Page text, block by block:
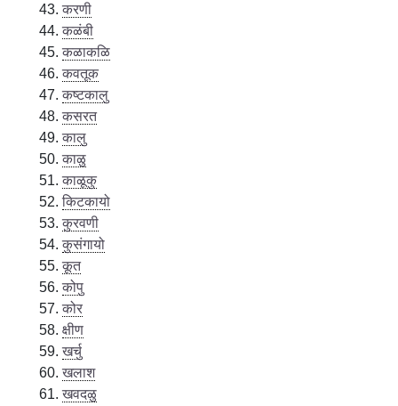
करणी
कळंबी
कळाकळि
कवतूक
कष्टकालु
कसरत
कालु
काळु
काळूकु
किटकायो
कुरवणी
कुसंगायो
कूत
कोपु
कोर
क्षीण
खर्चु
खलाश
खवदळु